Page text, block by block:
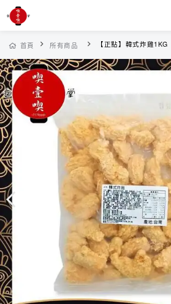
首頁 所有商品 【正點】韓式炸雞1KG